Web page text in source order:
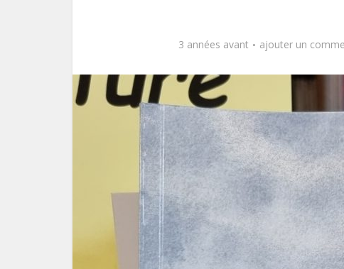
3 années avant ajouter un